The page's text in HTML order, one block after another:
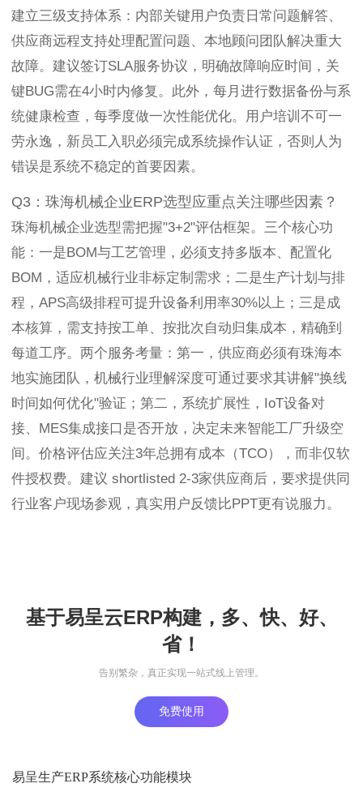
建立三级支持体系：内部关键用户负责日常问题解答、
供应商远程支持处理配置问题、本地顾问团队解决重大
故障。建议签订SLA服务协议，明确故障响应时间，关
键BUG需在4小时内修复。此外，每月进行数据备份与系
统健康检查，每季度做一次性能优化。用户培训不可一
劳永逸，新员工入职必须完成系统操作认证，否则人为
错误是系统不稳定的首要因素。
Q3：珠海机械企业ERP选型应重点关注哪些因素？
珠海机械企业选型需把握"3+2"评估框架。三个核心功
能：一是BOM与工艺管理，必须支持多版本、配置化
BOM，适应机械行业非标定制需求；二是生产计划与排
程，APS高级排程可提升设备利用率30%以上；三是成
本核算，需支持按工单、按批次自动归集成本，精确到
每道工序。两个服务考量：第一，供应商必须有珠海本
地实施团队，机械行业理解深度可通过要求其讲解"换线
时间如何优化"验证；第二，系统扩展性，IoT设备对
接、MES集成接口是否开放，决定未来智能工厂升级空
间。价格评估应关注3年总拥有成本（TCO），而非仅软
件授权费。建议 shortlisted 2-3家供应商后，要求提供同
行业客户现场参观，真实用户反馈比PPT更有说服力。
基于易呈云ERP构建，多、快、好、
省！
告别繁杂，真正实现一站式线上管理。
免费使用
易呈生产ERP系统核心功能模块